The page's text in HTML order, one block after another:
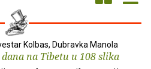
Kolbas, Dubravka Manola
dana na Tibetu u 108 slika